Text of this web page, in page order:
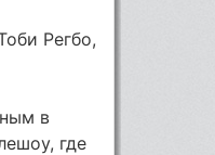
Регбо,
в
где